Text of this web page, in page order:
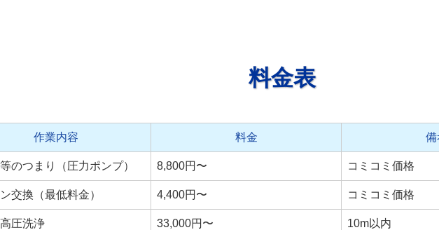
料金表
作業内容 料金 備
のつまり（圧力ポンプ） 8,800円〜 コミコミ価格
交換（最低料金） 4,400円〜 コミコミ価格
圧洗浄 33,000円〜 10m以内